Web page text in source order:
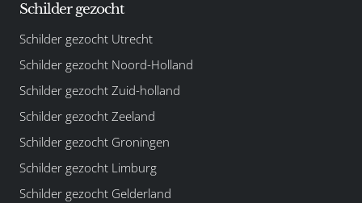
Schilder gezocht
Schilder gezocht Utrecht
Schilder gezocht Noord-Holland
Schilder gezocht Zuid-holland
Schilder gezocht Zeeland
Schilder gezocht Groningen
Schilder gezocht Limburg
Schilder gezocht Gelderland